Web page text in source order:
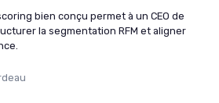
bien conçu permet à un CEO de
la segmentation RFM et aligner